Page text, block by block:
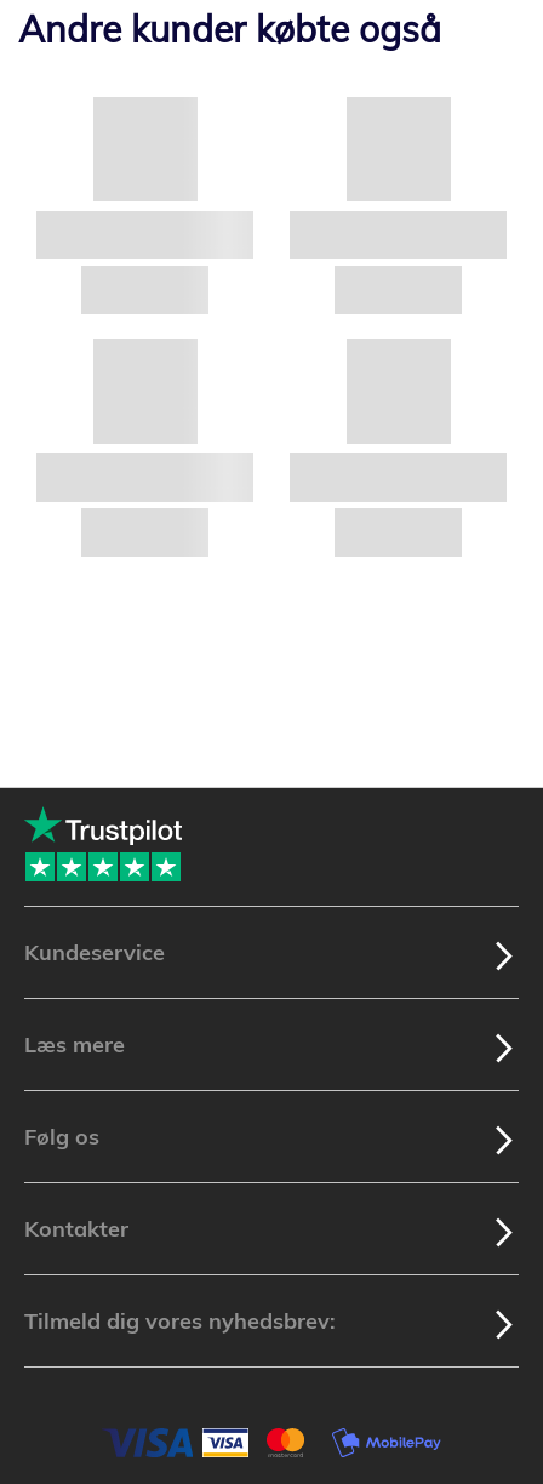
Andre kunder købte også
Kundeservice
Læs mere
Følg os
Kontakter
Tilmeld dig vores nyhedsbrev: